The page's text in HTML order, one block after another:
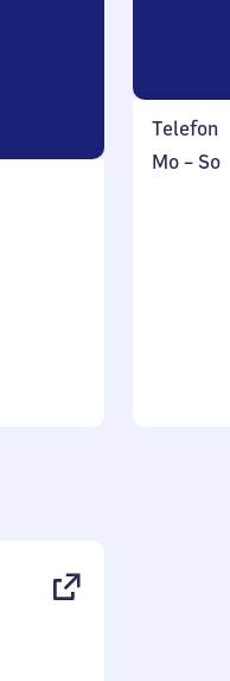
Telefon
Montag
Mo – So,